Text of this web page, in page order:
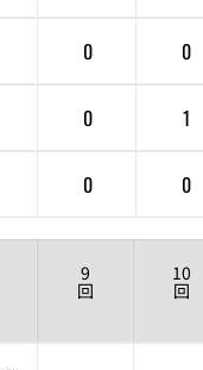
0 0
0 1
0 0
9
回
10
回